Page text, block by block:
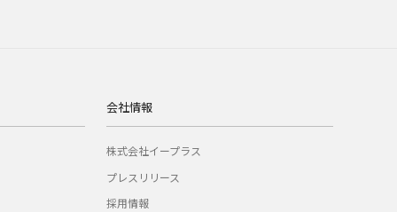
会社情報
株式会社イープラス
プレスリリース
採用情報